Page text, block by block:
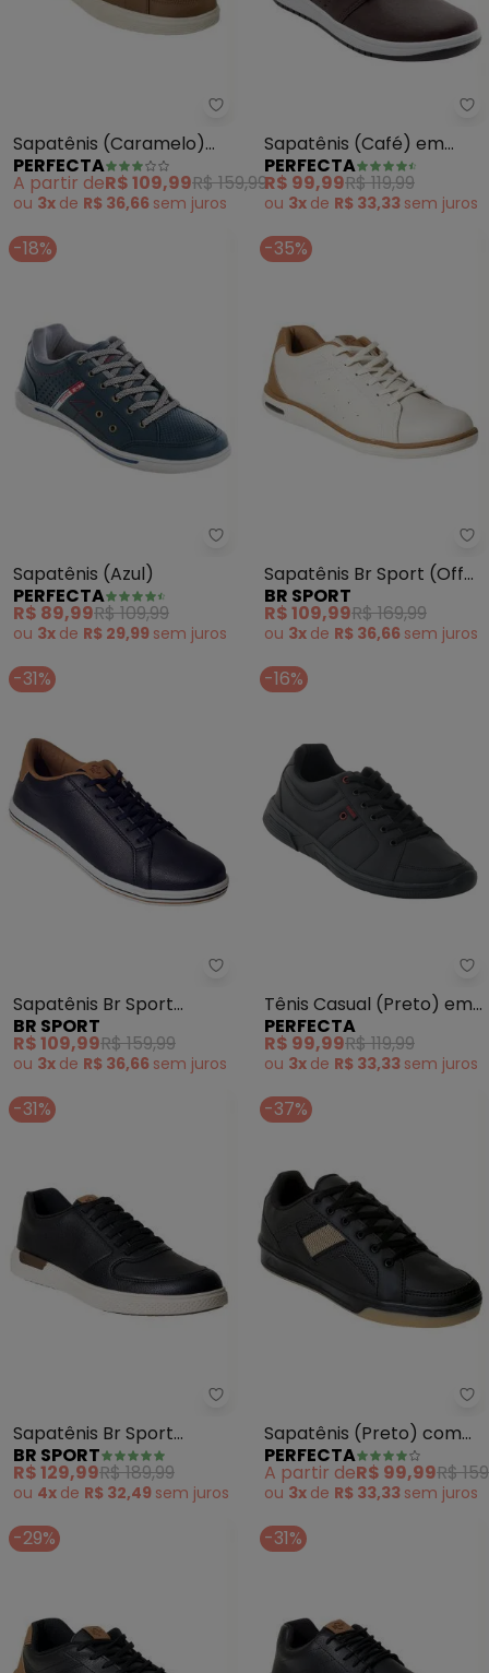
Perfecta - Sapatênis
Sapatênis (Caramelo)
em Sintético
PERFECTA
A partir deR$ 109,99R$ 159,99
ou 3x de R$ 36,66 sem juros
Sapatênis (Café) em
Sintético
PERFECTA
R$ 99,99R$ 119,99
ou 3x de R$ 33,33 sem juros
-18%
Perfecta - Sapatênis (Azul)
Sapatênis (Azul)
PERFECTA
R$ 89,99R$ 109,99
ou 3x de R$ 29,99 sem juros
-35%
Sapatênis Br Sport (Off
White) em Sisntético
BR SPORT
R$ 109,99R$ 169,99
ou 3x de R$ 36,66 sem juros
-31%
Br Sport - Sapatênis Br Sport
Sapatênis Br Sport
(Marinho) em Sisntético
BR SPORT
R$ 109,99R$ 159,99
ou 3x de R$ 36,66 sem juros
-16%
Tênis Casual (Preto) em
Sintético
PERFECTA
R$ 99,99R$ 119,99
ou 3x de R$ 33,33 sem juros
-31%
Br Sport - Sapatênis Br Sport
Sapatênis Br Sport
(Preto) em Sisntético
BR SPORT
R$ 129,99R$ 189,99
ou 4x de R$ 32,49 sem juros
-37%
Sapatênis (Preto) com
Faixa Lateral em Tecido
PERFECTA
A partir deR$ 99,99R$
ou 3x de R$ 33,33 sem juros
-29% -31%